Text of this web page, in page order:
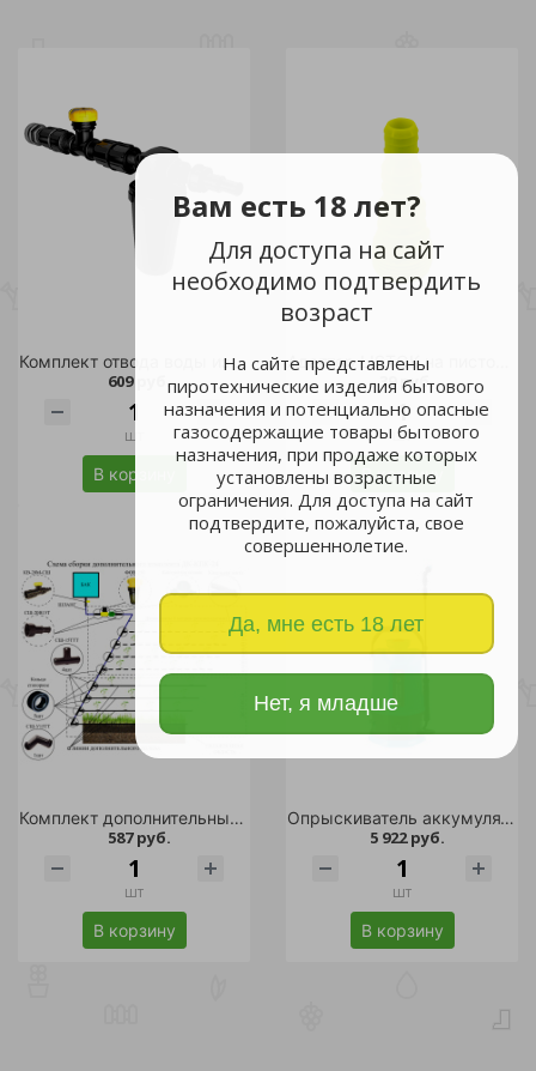
Вам есть 18 лет?
Для доступа на сайт
необходимо подтвердить
возраст
На сайте представлены
пиротехнические изделия бытового
назначения и потенциально опасные
газосодержащие товары бытового
назначения, при продаже которых
установлены возрастные
ограничения. Для доступа на сайт
подтвердите, пожалуйста, свое
совершеннолетие.
Да, мне есть 18 лет
Нет, я младше
Комплект отвода воды из емкости /
609 руб.
шт
В корзину
39 руб.
шт
В корзину
Комплект дополнительный к капельному поливу /
587 руб.
шт
В корзину
Опрыскиватель аккумуляторный Velli 5л /
5 922 руб.
шт
В корзину